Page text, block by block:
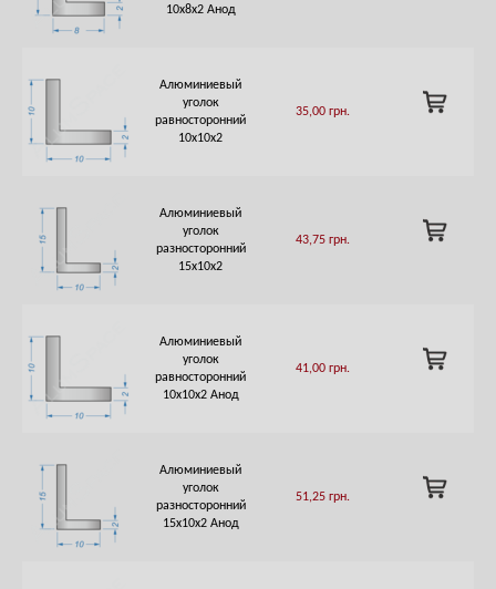
10х8х2 Анод
Алюминиевый
уголок
равносторонний
10х10х2
35,00 грн.
ADD
TO
Алюминиевый
уголок
разносторонний
15х10х2
43,75 грн.
ADD
TO
Алюминиевый
уголок
равносторонний
10х10х2 Анод
41,00 грн.
ADD
TO
Алюминиевый
уголок
разносторонний
15х10х2 Анод
51,25 грн.
ADD
TO